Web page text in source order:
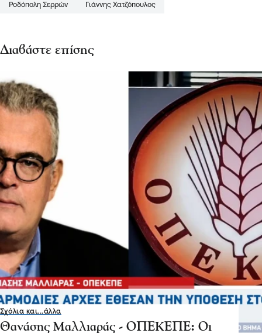
Ροδόπολη Σερρών Γιάννης Χατζόπουλος
Διαβάστε επίσης
Σχόλια και...άλλα
Θανάσης Μαλλιαράς - ΟΠΕΚΕΠΕ: Οι